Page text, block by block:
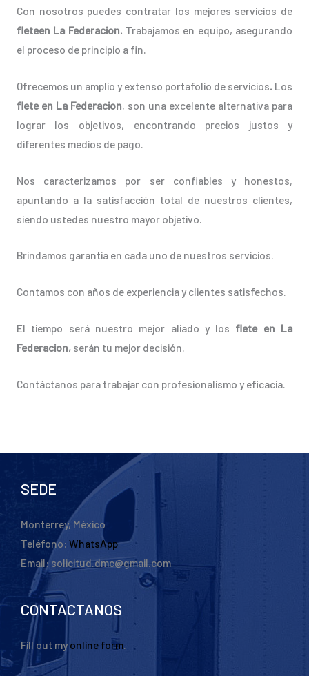
Con nosotros puedes contratar los mejores servicios de
fleteen La Federacion. Trabajamos en equipo, asegurando
el proceso de principio a fin.
Ofrecemos un amplio y extenso portafolio de servicios. Los
flete en La Federacion, son una excelente alternativa para
lograr los objetivos, encontrando precios justos y
diferentes medios de pago.
Nos caracterizamos por ser confiables y honestos,
apuntando a la satisfacción total de nuestros clientes,
siendo ustedes nuestro mayor objetivo.
Brindamos garantía en cada uno de nuestros servicios.
Contamos con años de experiencia y clientes satisfechos.
El tiempo será nuestro mejor aliado y los flete en La
Federacion, serán tu mejor decisión.
Contáctanos para trabajar con profesionalismo y eficacia.
SEDE
Monterrey, México
Teléfono: WhatsApp
Email: solicitud.dmc@gmail.com
CONTACTANOS
Fill out my online form.